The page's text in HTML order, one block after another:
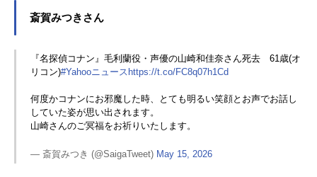
斎賀みつきさん
『名探偵コナン』毛利蘭役・声優の山崎和佳奈さん死去 61歳(オ
リコン)#Yahooニュース https://t.co/FC8q07h1Cd
何度かコナンにお邪魔した時、とても明るい笑顔とお声でお話し
していた姿が思い出されます。
山崎さんのご冥福をお祈りいたします。
— 斎賀みつき (@SaigaTweet) May 15, 2026